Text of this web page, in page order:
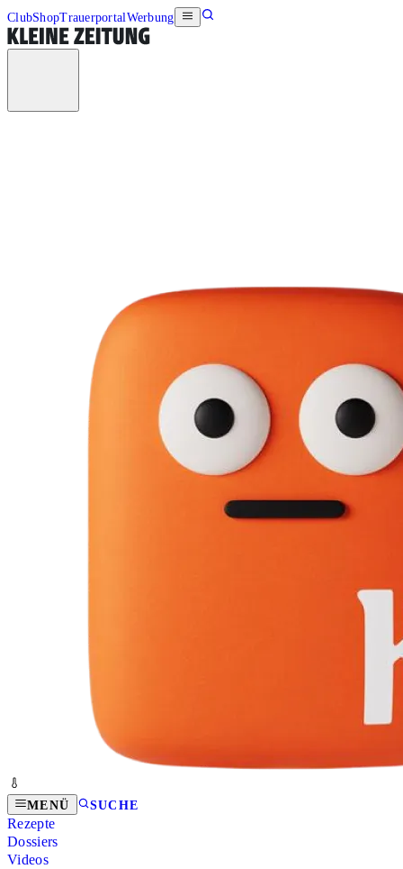
ClubShopTrauerportalWerbung
MENÜ SUCHE
Rezepte
Dossiers
Videos